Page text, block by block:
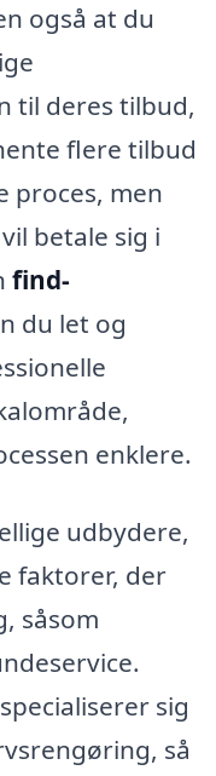
også at du
til deres tilbud,
flere tilbud
proces, men
betale sig i
find-
du let og
enklere.
udbydere,
faktorer, der
såsom
sig
så